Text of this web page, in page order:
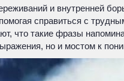
и внутренней
справиться с
что такие фразы
но и мостом к